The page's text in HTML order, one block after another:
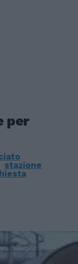
per
stazione